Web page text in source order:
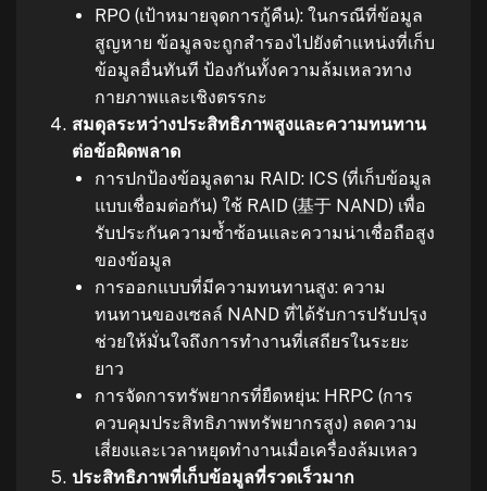
RPO (เป้าหมายจุดการกู้คืน): ในกรณีที่ข้อมูล
สูญหาย ข้อมูลจะถูกสำรองไปยังตำแหน่งที่เก็บ
ข้อมูลอื่นทันที ป้องกันทั้งความล้มเหลวทาง
กายภาพและเชิงตรรกะ
สมดุลระหว่างประสิทธิภาพสูงและความทนทาน
ต่อข้อผิดพลาด
การปกป้องข้อมูลตาม RAID: ICS (ที่เก็บข้อมูล
แบบเชื่อมต่อกัน) ใช้ RAID (基于 NAND) เพื่อ
รับประกันความซ้ำซ้อนและความน่าเชื่อถือสูง
ของข้อมูล
การออกแบบที่มีความทนทานสูง: ความ
ทนทานของเซลล์ NAND ที่ได้รับการปรับปรุง
ช่วยให้มั่นใจถึงการทำงานที่เสถียรในระยะ
ยาว
การจัดการทรัพยากรที่ยืดหยุ่น: HRPC (การ
ควบคุมประสิทธิภาพทรัพยากรสูง) ลดความ
เสี่ยงและเวลาหยุดทำงานเมื่อเครื่องล้มเหลว
ประสิทธิภาพที่เก็บข้อมูลที่รวดเร็วมาก